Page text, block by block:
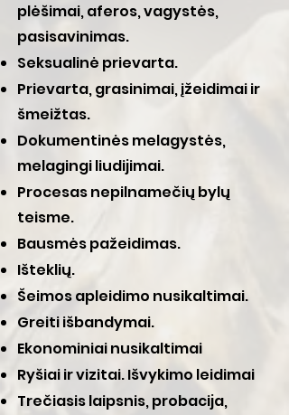
plėšimai, aferos, vagystės,
pasisavinimas.
Seksualinė prievarta.
Prievarta, grasinimai, įžeidimai ir
šmeižtas.
Dokumentinės melagystės,
melagingi liudijimai.
Procesas nepilnamečių bylų
teisme.
Bausmės pažeidimas.
Išteklių.
Šeimos apleidimo nusikaltimai.
Greiti išbandymai.
Ekonominiai nusikaltimai
Ryšiai ir vizitai. Išvykimo leidimai
Trečiasis laipsnis, probacija,